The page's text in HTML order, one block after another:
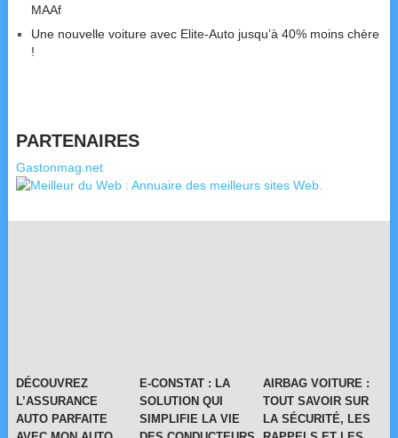
MAAf
Une nouvelle voiture avec Elite-Auto jusqu’à 40% moins chère
!
PARTENAIRES
Gastonmag.net
DÉCOUVREZ
L’ASSURANCE
AUTO PARFAITE
E-CONSTAT : LA
SOLUTION QUI
SIMPLIFIE LA VIE
AIRBAG VOITURE :
TOUT SAVOIR SUR
LA SÉCURITÉ, LES